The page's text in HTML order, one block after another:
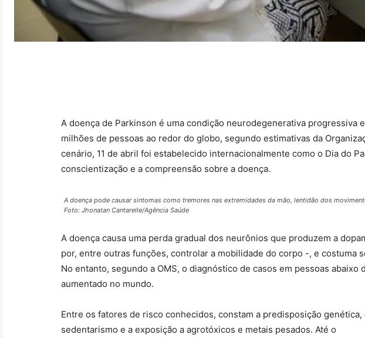
A doença de Parkinson é uma condição neurodegenerativa progressiva
milhões de pessoas ao redor do globo, segundo estimativas da
cenário, 11 de abril foi estabelecido internacionalmente como o Dia do
conscientização e a compreensão sobre a doença.
A doença pode causar sintomas como tremores nas extremidades da mão, lentidão dos
Foto: Jhonatan Cantarelle/Agência Saúde
A doença causa uma perda gradual dos neurônios que produzem a
por, entre outras funções, controlar a mobilidade do corpo -, e costuma
No entanto, segundo a OMS, o diagnóstico de casos em pessoas abaixo
aumentado no mundo.
Entre os fatores de risco conhecidos, constam a predisposição genética,
sedentarismo e a exposição a agrotóxicos e metais pesados. Até o